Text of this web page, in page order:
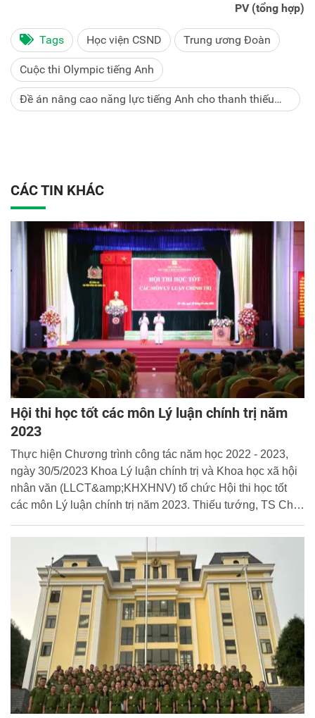
PV (tổng hợp)
Tags Học viện CSND Trung ương Đoàn
Cuộc thi Olympic tiếng Anh
Đề án nâng cao năng lực tiếng Anh cho thanh thiếu
CÁC TIN KHÁC
Hội thi học tốt các môn Lý luận chính trị năm
2023
Thực hiện Chương trình công tác năm học 2022 - 2023,
ngày 30/5/2023 Khoa Lý luận chính trị và Khoa học xã hội
nhân văn (LLCT&amp;KHXHNV) tổ chức Hội thi học tốt
các môn Lý luận chính trị năm 2023. Thiếu tướng, TS Chử
thi.